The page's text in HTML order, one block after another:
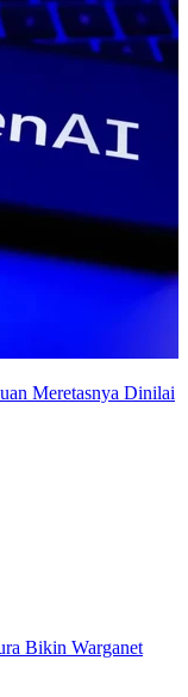
Meretasnya Dinilai
Bikin Warganet